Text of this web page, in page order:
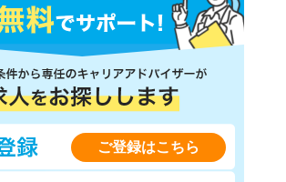
名鉄津島線
名鉄広見線
名鉄知多新線
名鉄西尾線
名古屋臨海高速鉄道あおなみ
線
ご登録はこちら